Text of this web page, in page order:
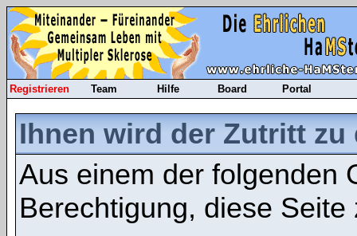
Registrieren Team Hilfe Board Portal
Ihnen wird der Zutritt
Aus einem der folgenden
Berechtigung, diese Seite